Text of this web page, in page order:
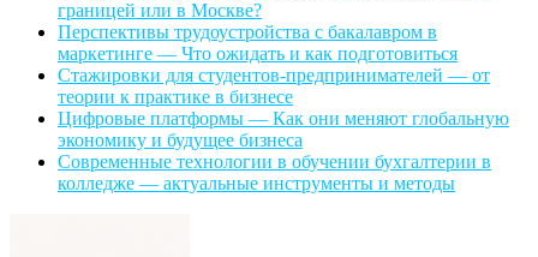
границей или в Москве?
Перспективы трудоустройства с бакалавром в
маркетинге — Что ожидать и как подготовиться
Стажировки для студентов-предпринимателей — от
теории к практике в бизнесе
Цифровые платформы — Как они меняют глобальную
экономику и будущее бизнеса
Современные технологии в обучении бухгалтерии в
колледже — актуальные инструменты и методы